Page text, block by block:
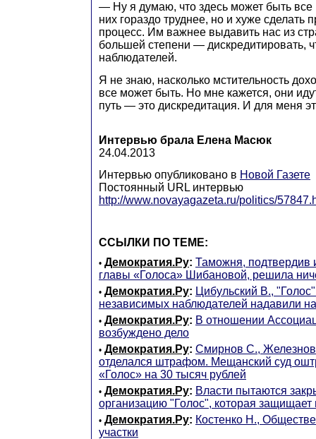
— Ну я думаю, что здесь может быть все
них гораздо труднее, но и хуже сделать
процесс. Им важнее выдавить нас из
большей степени — дискредитировать,
наблюдателей.
Я не знаю, насколько мстительность
все может быть. Но мне кажется, они
путь — это дискредитация. И для меня
Интервью брала Елена Масюк
24.04.2013
Интервью опубликовано в Новой Газете
Постоянный URL интервью
http://www.novayagazeta.ru/politics/
ССЫЛКИ ПО ТЕМЕ:
• Демократия.Ру: Таможня, подтвердив
главы «Голоса» Шибановой, решила
• Демократия.Ру: Цибульский В.,
независимых наблюдателей надавили
• Демократия.Ру: В отношении
возбуждено дело
• Демократия.Ру: Смирнов С.,
отделался штрафом. Мещанский суд
«Голос» на 30 тысяч рублей
• Демократия.Ру: Власти пытаются
организацию "Голос", которая защищает
• Демократия.Ру: Костенко Н.,
участки